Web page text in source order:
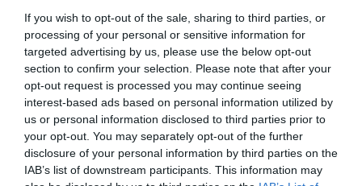
If you wish to opt-out of the sale, sharing to third parties, or
processing of your personal or sensitive information for
targeted advertising by us, please use the below opt-out
section to confirm your selection. Please note that after your
opt-out request is processed you may continue seeing
interest-based ads based on personal information utilized by
us or personal information disclosed to third parties prior to
your opt-out. You may separately opt-out of the further
disclosure of your personal information by third parties on the
IAB’s list of downstream participants. This information may
Διαχείριση Συγκατάθεσης
Για να παρέχουμε την καλύτερη εμπειρία, χρησιμοποιούμε τεχνολογίες όπως
cookies για την αποθήκευση ή/και την πρόσβαση σε πληροφορίες συσκευών.